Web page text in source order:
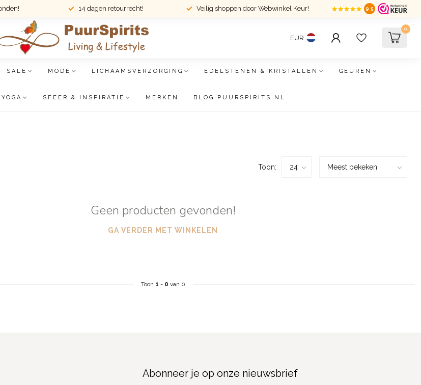
14 dagen retourrecht! Veilig shoppen door Webwinkel Keur! 9.5
EUR
0
SALE MODE LICHAAMSVERZORGING EDELSTENEN & KRISTALLEN GEUREN
YOGA SFEER & INSPIRATIE MERKEN BLOG PUURSPIRITS.NL
Toon:
Geen producten gevonden!
GA VERDER MET WINKELEN
Toon 1 - 0 van 0
Abonneer je op onze nieuwsbrief